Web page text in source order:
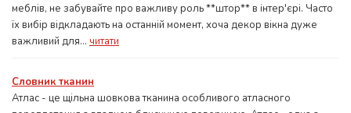
меблів, не забувайте про важливу роль **штор** в інтер'єрі. Часто
їх вибір відкладають на останній момент, хоча декор вікна дуже
важливий для... читати
Словник тканин
Атлас - це щільна шовкова тканина особливого атласного